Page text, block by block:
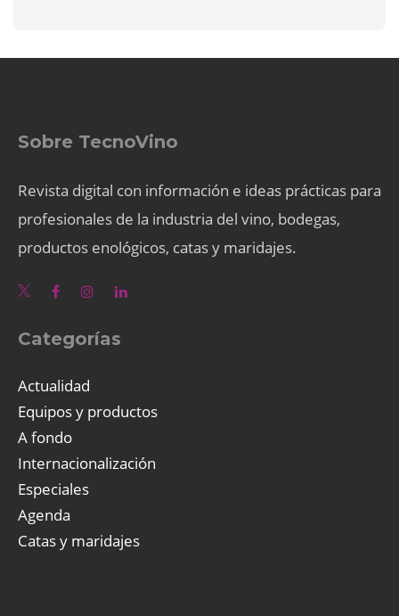
Sobre TecnoVino
Revista digital con información e ideas prácticas para
profesionales de la industria del vino, bodegas,
productos enológicos, catas y maridajes.
Categorías
Actualidad
Equipos y productos
A fondo
Internacionalización
Especiales
Agenda
Catas y maridajes